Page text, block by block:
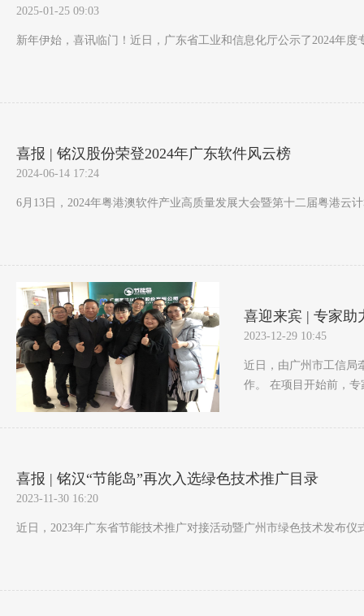
2025-01-25 09:03
新年伊始，喜讯临门！近日，广东省工业和信息化厅公示了2024年
喜报 | 铭汉股份荣登2024年广东软件风云榜
2024-06-14 17:24
6月13日，2024年粤港澳软件产业高质量发展大会暨第十二届粤港
喜迎来宾 | 专家助
2023-12-29 10:45
近日，由广州市工信局
作。 在项目开始前，专
喜报 | 铭汉“节能岛”再次入选绿色技术推广目录
2023-11-30 16:20
近日，2023年广东省节能技术推广对接活动暨广州市绿色技术发布